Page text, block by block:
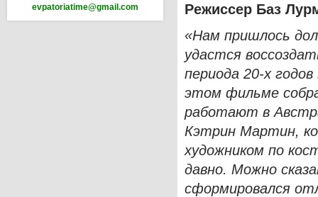
evpatoriatime@gmail.com
Режиссер Баз
«Нам пришлось
удастся
периода 20-х
этом фильме
работают в
Кэтрин Мартин,
художником по
давно. Можно
сформировался